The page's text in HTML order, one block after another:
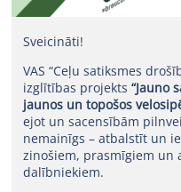
Sveicināti!
VAS “Ceļu satiksmes
izglītības projekts“Jauno
jaunos un topošos
ejot un sacensībām
nemainīgs – atbalstīt un
zinošiem, prasmīgiem un
dalībniekiem.